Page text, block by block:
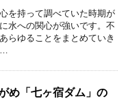
を持って調べていた時期が
水への関心が強いです。不
らゆることをまとめていき
め「七ヶ宿ダム」の